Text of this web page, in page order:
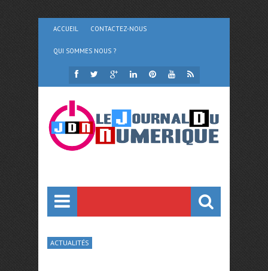
ACCUEIL CONTACTEZ-NOUS
QUI SOMMES NOUS ?
ACTUALITÉS